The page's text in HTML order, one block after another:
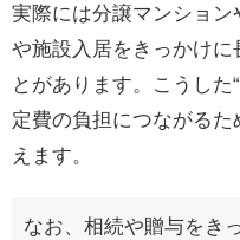
実際には分譲マンショ
や施設入居をきっかけ
とがあります。こうした
定費の負担につながる
えます。
なお、相続や贈与をき